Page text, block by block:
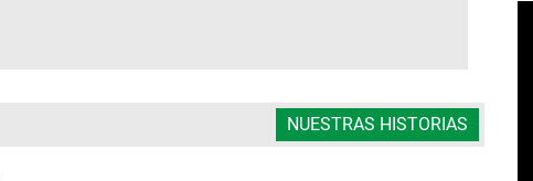
NUESTRAS HISTORIAS